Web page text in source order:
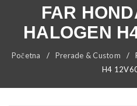
FAR
HALOGEN
Početna / Prerade & Custom /
H4